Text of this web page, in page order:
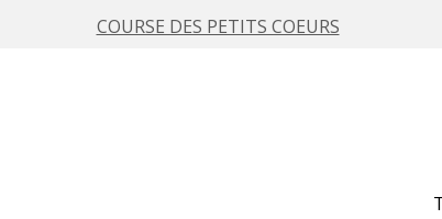
COURSE DES PETITS COEURS